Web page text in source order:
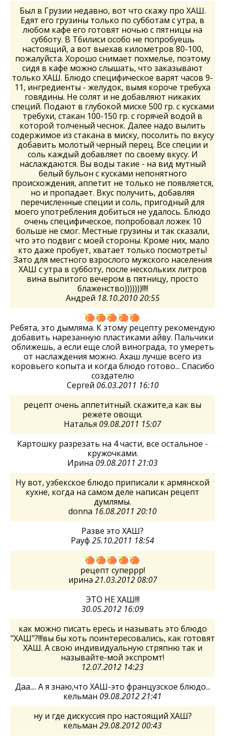
Был в Грузии недавно, вот что скажу про ХАШ.
Едят его грузины только по субботам с утра, в
любом кафе его готовят ночью с пятницы на
субботу. В Тбилиси особо не попробуешь
настоящий, а вот выехав километров 80-100,
пожалуйста. Хорошо снимает похмелье, поэтому
сидя в кафе можно слышать, что заказывают
только ХАШ. Блюдо специфическое варят часов 9-
11, ингредиенты - желудок, вымя короче требуха
говядины. Не солят и не добавляют никаких
специй. Подают в глубокой миске 500 гр. с кусками
требухи, стакан 100-150 гр. с горячей водой в
которой толченый чеснок. Далее надо вылить
содержимое из стакана в миску, посолить по вкусу
добавить молотый черный перец. Все специи и
соль каждый добавляет по своему вкусу. И
наслаждаются. Вы воды такие - на вид мутный
белый бульон с кусками непонятного
происхождения, аппетит не только не появляется,
но и пропадает. Вкус получить, добавляя
перечисленные специи и соль, пригодный для
моего употребления добиться не удалось. Блюдо
очень специфическое, попробовал ложек 10
больше не смог. Местные грузины и так сказали,
что это подвиг с моей стороны. Кроме них, мало
кто даже пробует, хватает только посмотреть!
Зато для местного взрослого мужского населения
ХАШ с утра в субботу, после нескольких литров
вина выпитого вечером в пятницу, просто
блаженство)))))))!!!!
Андрей 18.10.2010 20:55
Ребята, это дымляма. К этому рецепту рекомендую
добавить нарезанную пластиками айву. Пальчики
оближешь, а если еще слой винограда, то умереть
от наслаждения можно. Ахаш лучше всего из
коровьего копыта и когда блюдо готово... Спасибо
создателю
Сергей 06.03.2011 16:10
рецепт очень аппетитный. скажите,а как вы
режете овощи.
Наталья 09.08.2011 15:07
Картошку разрезать на 4 части, все остальное -
кружочками.
Ирина 09.08.2011 21:03
Ну вот, узбекское блюдо приписали к армянской
кухне, когда на самом деле написан рецепт
думлямы.
donna 16.08.2011 20:10
Разве это ХАШ?
Рауф 25.10.2011 18:54
рецепт суперрр!
ирина 21.03.2012 08:07
ЭТО НЕ ХАШ!!!
30.05.2012 16:09
как можно писать ересь и называть это блюдо
"ХАШ"?!!!вы бы хоть поинтересовались, как готовят
ХАШ. А свою индивидуальную стряпню так и
называйте-мой экспромт!
12.07.2012 14:23
Даа.... А я знаю,что ХАШ-это французское блюдо...
кельман 09.08.2012 21:41
ну и где дискуссия про настоящий ХАШ?
кельман 29.08.2012 00:43